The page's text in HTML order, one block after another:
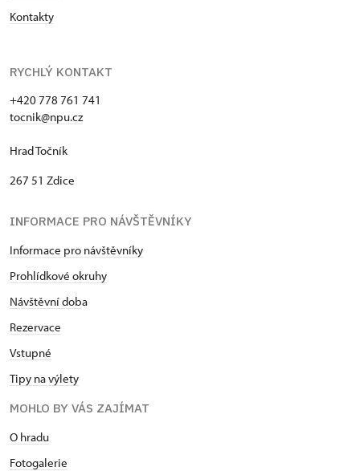
Kontakty
RYCHLÝ KONTAKT
+420 778 761 741
tocnik@npu.cz
Hrad Točník
267 51 Zdice
INFORMACE PRO NÁVŠTĚVNÍKY
Informace pro návštěvníky
Prohlídkové okruhy
Návštěvní doba
Rezervace
Vstupné
Tipy na výlety
MOHLO BY VÁS ZAJÍMAT
O hradu
Fotogalerie